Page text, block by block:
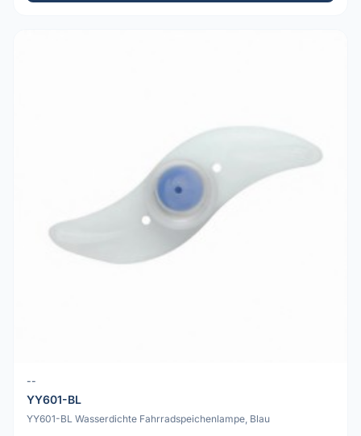
--
YY601-BL
YY601-BL Wasserdichte Fahrradspeichenlampe, Blau